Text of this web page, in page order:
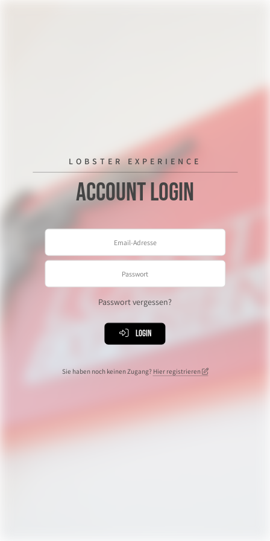
LOBSTER EXPERIENCE
Account Login
Passwort vergessen?
Login
Sie haben noch keinen Zugang? Hier registrieren